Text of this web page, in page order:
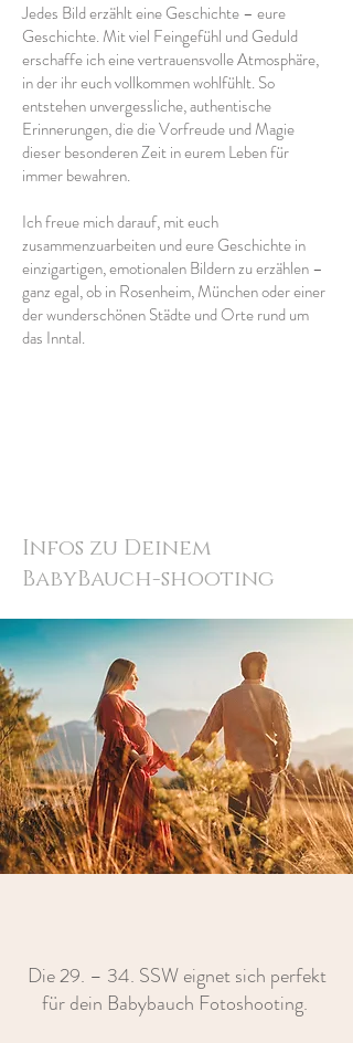
Jedes Bild erzählt eine Geschichte – eure
Geschichte. Mit viel Feingefühl und Geduld
erschaffe ich eine vertrauensvolle Atmosphäre,
in der ihr euch vollkommen wohlfühlt. So
entstehen unvergessliche, authentische
Erinnerungen, die die Vorfreude und Magie
dieser besonderen Zeit in eurem Leben für
immer bewahren.
Ich freue mich darauf, mit euch
zusammenzuarbeiten und eure Geschichte in
einzigartigen, emotionalen Bildern zu erzählen –
ganz egal, ob in Rosenheim, München oder einer
der wunderschönen Städte und Orte rund um
das Inntal.
Infos zu Deinem
BabyBauch-shooting
Die 29. – 34. SSW eignet sich perfekt
für dein Babybauch Fotoshooting.